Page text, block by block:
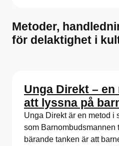
Metoder,
för delaktighet i
Unga Direkt –
att lyssna på
Unga Direkt är en metod i
som Barnombudsmannen
bärande tanken är att